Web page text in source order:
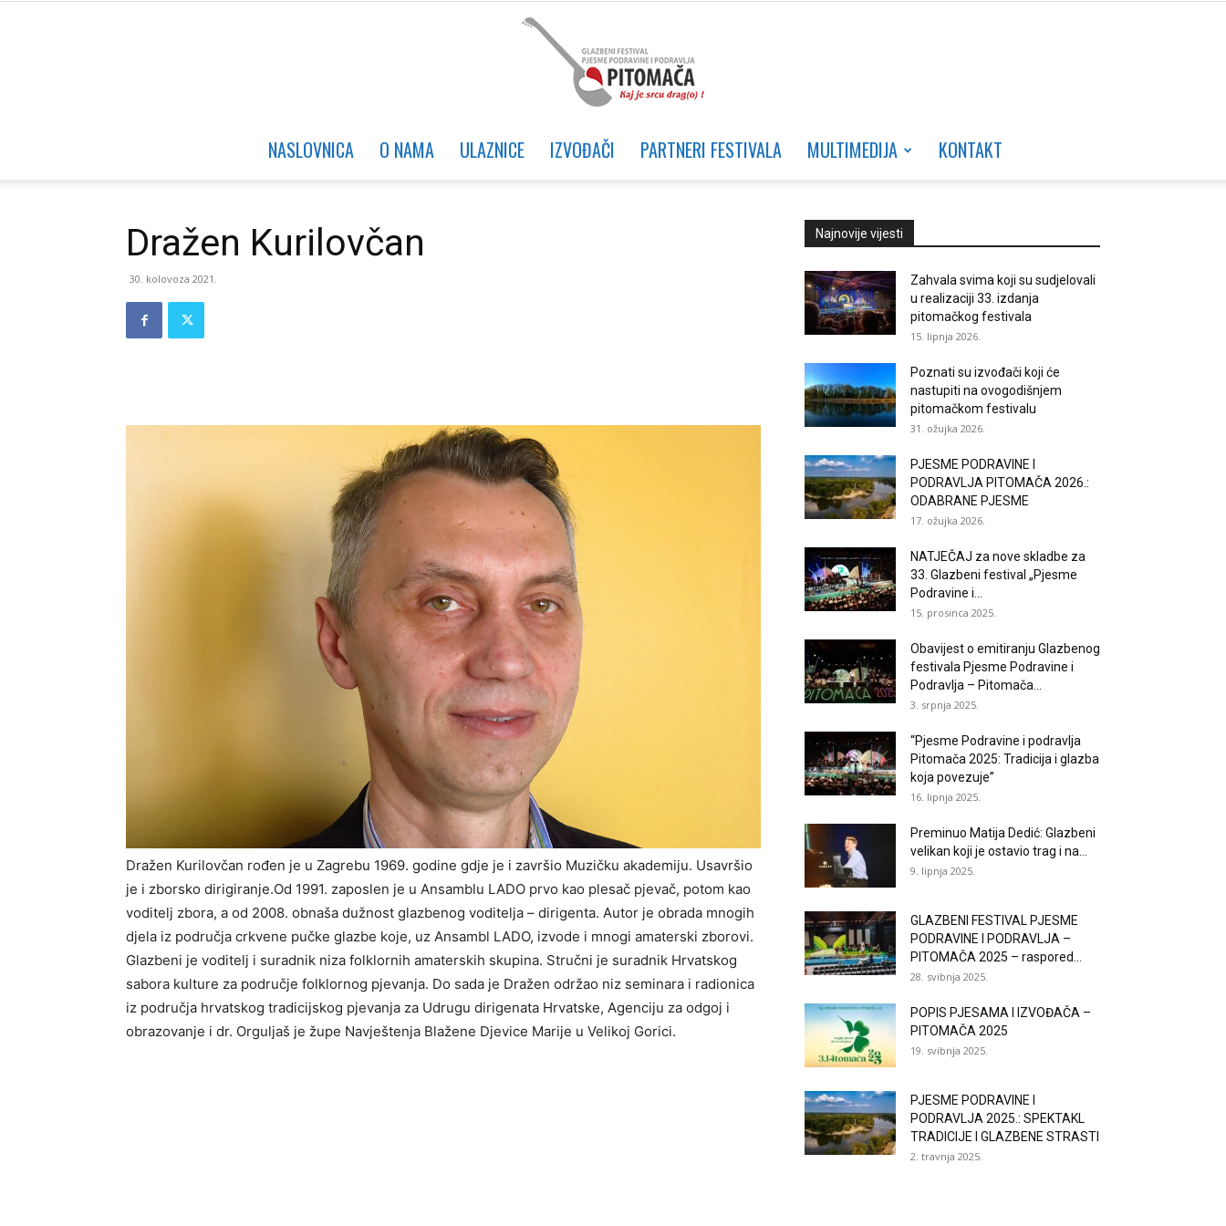
NASLOVNICA O NAMA ULAZNICE IZVOĐAČI PARTNERI FESTIVALA MULTIMEDIJA KONTAKT
Dražen Kurilovčan
30. kolovoza 2021.
Dražen Kurilovčan rođen je u Zagrebu 1969. godine gdje je i završio Muzičku akademiju. Usavršio
je i zborsko dirigiranje.Od 1991. zaposlen je u Ansamblu LADO prvo kao plesač pjevač, potom kao
voditelj zbora, a od 2008. obnaša dužnost glazbenog voditelja – dirigenta. Autor je obrada mnogih
djela iz područja crkvene pučke glazbe koje, uz Ansambl LADO, izvode i mnogi amaterski zborovi.
Glazbeni je voditelj i suradnik niza folklornih amaterskih skupina. Stručni je suradnik Hrvatskog
sabora kulture za područje folklornog pjevanja. Do sada je Dražen održao niz seminara i radionica
iz područja hrvatskog tradicijskog pjevanja za Udrugu dirigenata Hrvatske, Agenciju za odgoj i
obrazovanje i dr. Orguljaš je župe Navještenja Blažene Djevice Marije u Velikoj Gorici.
Najnovije vijesti
Zahvala svima koji su sudjelovali
u realizaciji 33. izdanja
pitomačkog festivala
15. lipnja 2026.
Poznati su izvođači koji će
nastupiti na ovogodišnjem
pitomačkom festivalu
31. ožujka 2026.
PJESME PODRAVINE I
PODRAVLJA PITOMAČA 2026.:
ODABRANE PJESME
17. ožujka 2026.
NATJEČAJ za nove skladbe za
33. Glazbeni festival „Pjesme
Podravine i...
15. prosinca 2025.
Obavijest o emitiranju Glazbenog
festivala Pjesme Podravine i
Podravlja – Pitomača...
3. srpnja 2025.
“Pjesme Podravine i podravlja
Pitomača 2025: Tradicija i glazba
koja povezuje”
16. lipnja 2025.
Preminuo Matija Dedić: Glazbeni
velikan koji je ostavio trag i na...
9. lipnja 2025.
GLAZBENI FESTIVAL PJESME
PODRAVINE I PODRAVLJA –
PITOMAČA 2025 – raspored...
28. svibnja 2025.
POPIS PJESAMA I IZVOĐAČA –
PITOMAČA 2025
19. svibnja 2025.
PJESME PODRAVINE I
PODRAVLJA 2025.: SPEKTAKL
TRADICIJE I GLAZBENE STRASTI
2. travnja 2025.